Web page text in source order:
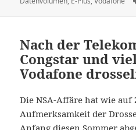
Nach der
Congstar und
Vodafone
Die NSA-Affäre hat wie
Aufmerksamkeit der